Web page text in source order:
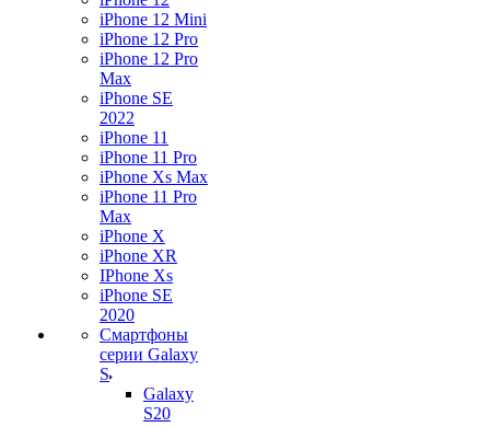
iPhone 12 Mini
iPhone 12 Pro
iPhone 12 Pro
Max
iPhone SE
2022
iPhone 11
iPhone 11 Pro
iPhone Xs Max
iPhone 11 Pro
Max
iPhone X
iPhone XR
IPhone Xs
iPhone SE
2020
Смартфоны
серии Galaxy
S
Galaxy
S20